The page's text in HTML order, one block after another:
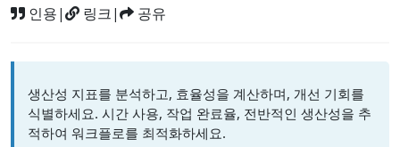
인용| 링크| 공유
생산성 지표를 분석하고, 효율성을 계산하며, 개선 기회를
식별하세요. 시간 사용, 작업 완료율, 전반적인 생산성을 추
적하여 워크플로를 최적화하세요.